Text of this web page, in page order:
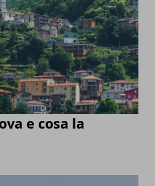
e cosa la